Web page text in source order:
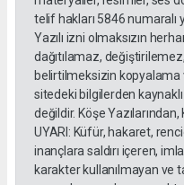
telif hakları 5846 numaralı
Yazılı izni olmaksızın
dağıtılamaz,
belirtilmeksizin kopyalama
sitedeki bilgilerden
değildir. Köşe Yazılarından,
UYARI: Küfür, hakaret,
inançlara saldırı içeren,
karakter kullanılmayan ve